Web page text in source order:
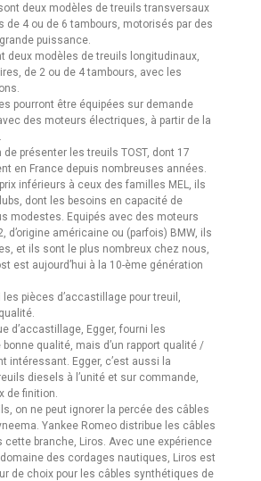
deux modèles de treuils transversaux
de 4 ou de 6 tambours, motorisés par des
puissance.
deux modèles de treuils longitudinaux,
de 2 ou de 4 tambours, avec les
pourront être équipées sur demande
des moteurs électriques, à partir de la
présenter les treuils TOST, dont 17
en France depuis nombreuses années.
prix inférieurs à ceux des familles MEL, ils
dont les besoins en capacité de
modestes. Equipés avec des moteurs
d’origine américaine ou (parfois) BMW, ils
et ils sont le plus nombreux chez nous,
est aujourd’hui à la 10-ème génération
pièces d’accastillage pour treuil,
d’accastillage, Egger, fourni les
bonne qualité, mais d’un rapport qualité /
intéressant. Egger, c’est aussi la
diesels à l’unité et sur commande,
de finition.
on ne peut ignorer la percée des câbles
Yankee Romeo distribue les câbles
cette branche, Liros. Avec une expérience
des cordages nautiques, Liros est
de choix pour les câbles synthétiques de